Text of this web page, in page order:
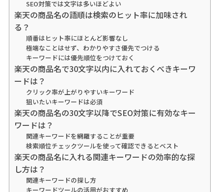
SEO対策では文字は多いほどよい
楽天の商品名の語順は検索のヒット率に加味され
る？
順番はヒット率にほとんど影響なし
極端なことはせず、わかりやすさ優先でつける
キーワードには優先順位をつけておく
楽天の商品名で30文字以内に入れておくべきキーワ
ードは？
クリック率が上がりやすいキーワード
狙いたいキーワードは必須
楽天の商品名の30文字以降でSEO対策に有効なキー
ワードは？
関連キーワードを網羅することが重要
検索順位チェックツールを使って確認できるとベスト
楽天の商品名に入れる関連キーワードの効率的な探
し方は？
関連キーワードの探し方
キーワードツールの活用がおすすめ